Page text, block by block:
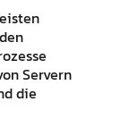
Servern
die